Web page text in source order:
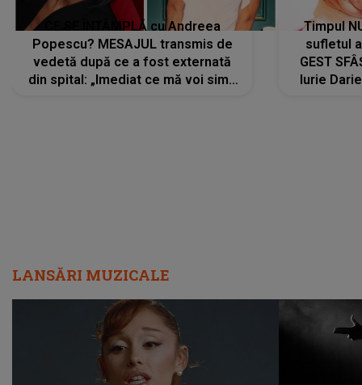
CE SE ÎNTÂMPLĂ cu Andreea
Popescu? MESAJUL transmis de
vedetă după ce a fost externată
din spital: „Imediat ce mă voi simți
Timpul
sufletul
GEST
Iurie
LANSĂRI MUZICALE